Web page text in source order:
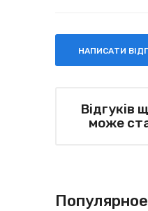
НАПИСАТИ
Відгуків
може
Популярное